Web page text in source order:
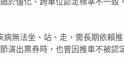
無法坐、站、走，需長期依賴
演出票券時，也曾因推車不被認